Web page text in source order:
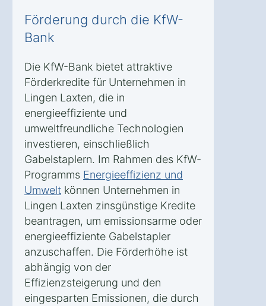
Förderung durch die KfW-
Bank
Die KfW-Bank bietet attraktive
Förderkredite für Unternehmen in
Lingen Laxten, die in
energieeffiziente und
umweltfreundliche Technologien
investieren, einschließlich
Gabelstaplern. Im Rahmen des KfW-
Programms Energieeffizienz und
Umwelt können Unternehmen in
Lingen Laxten zinsgünstige Kredite
beantragen, um emissionsarme oder
energieeffiziente Gabelstapler
anzuschaffen. Die Förderhöhe ist
abhängig von der
Effizienzsteigerung und den
eingesparten Emissionen, die durch